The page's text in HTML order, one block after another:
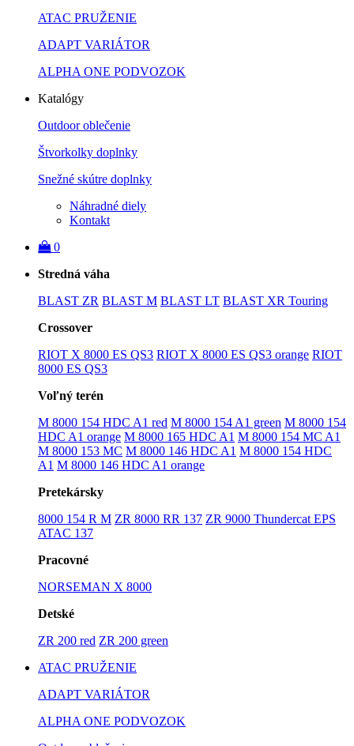
ATAC PRUŽENIE
ADAPT VARIÁTOR
ALPHA ONE PODVOZOK
Katalógy
Outdoor oblečenie
Štvorkolky doplnky
Snežné skútre doplnky
Náhradné diely
Kontakt
0
Stredná váha
BLAST ZR BLAST M BLAST LT BLAST XR Touring
Crossover
RIOT X 8000 ES QS3 RIOT X 8000 ES QS3 orange RIOT
8000 ES QS3
Voľný terén
M 8000 154 HDC A1 red M 8000 154 A1 green M 8000 154
HDC A1 orange M 8000 165 HDC A1 M 8000 154 MC A1
M 8000 153 MC M 8000 146 HDC A1 M 8000 154 HDC
A1 M 8000 146 HDC A1 orange
Pretekársky
8000 154 R M ZR 8000 RR 137 ZR 9000 Thundercat EPS
ATAC 137
Pracovné
NORSEMAN X 8000
Detské
ZR 200 red ZR 200 green
ATAC PRUŽENIE
ADAPT VARIÁTOR
ALPHA ONE PODVOZOK